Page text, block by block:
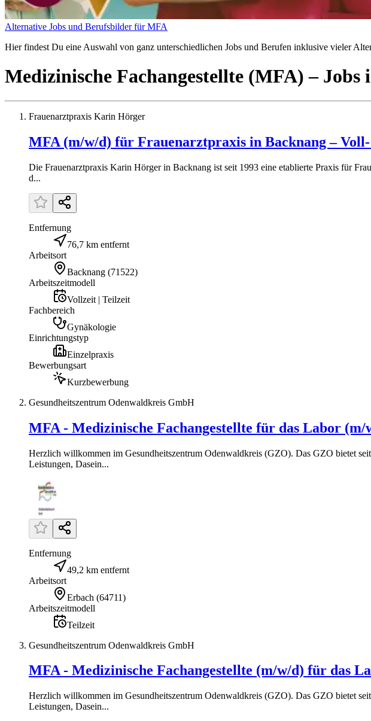
Alternative Jobs und Berufsbilder für MFA
Hier findest Du eine Auswahl von ganz unterschiedlichen Jobs und Berufen inklusive vieler
Medizinische Fachangestellte (MFA) – Jobs
Frauenarztpraxis Karin Hörger
MFA (m/w/d) für Frauenarztpraxis in Backnang –
Die Frauenarztpraxis Karin Hörger in Backnang ist seit 1993 eine etablierte Praxis für
d...
Entfernung
76,7 km entfernt
Arbeitsort
Backnang (71522)
Arbeitszeitmodell
Vollzeit | Teilzeit
Fachbereich
Gynäkologie
Einrichtungstyp
Einzelpraxis
Bewerbungsart
Kurzbewerbung
Gesundheitszentrum Odenwaldkreis GmbH
MFA - Medizinische Fachangestellte für das Labor (m/
Herzlich willkommen im Gesundheitszentrum Odenwaldkreis (GZO). Das GZO bietet
Leistungen, Dasein...
Entfernung
49,2 km entfernt
Arbeitsort
Erbach (64711)
Arbeitszeitmodell
Teilzeit
Gesundheitszentrum Odenwaldkreis GmbH
MFA - Medizinische Fachangestellte (m/w/d) für das
Herzlich willkommen im Gesundheitszentrum Odenwaldkreis (GZO). Das GZO bietet
Leistungen, Dasein...